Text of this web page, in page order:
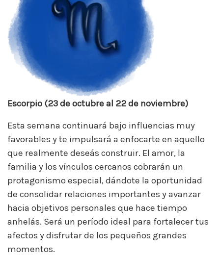
Escorpio (23 de octubre al 22 de noviembre)
Esta semana continuará bajo influencias muy
favorables y te impulsará a enfocarte en aquello
que realmente deseás construir. El amor, la
familia y los vínculos cercanos cobrarán un
protagonismo especial, dándote la oportunidad
de consolidar relaciones importantes y avanzar
hacia objetivos personales que hace tiempo
anhelás. Será un período ideal para fortalecer tus
afectos y disfrutar de los pequeños grandes
momentos.